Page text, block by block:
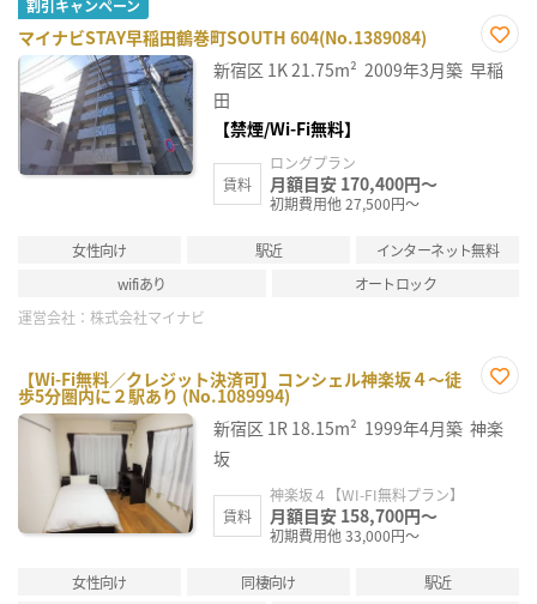
割引キャンペーン
マイナビSTAY早稲田鶴巻町SOUTH 604(No.1389084)
お気
に入
新宿区 1K21.75m² 2009年3月築 早稲
田
【禁煙/Wi-Fi無料】
賃料
ロングプラン
月額目安 170,400円～
初期費用他 27,500円～
女性向け 駅近
インターネット無料
wifiあり
オートロック
運営会社： 株式会社マイナビ
【Wi-Fi無料／クレジット決済可】コンシェル神楽坂４～徒
歩5分圏内に２駅あり (No.1089994)
に入
り登
新宿区 1R 18.15m² 1999年4月築 神楽
坂
賃料
神楽坂４【WI-FI無料プラン】
月額目安 158,700円～
初期費用他 33,000円～
女性向け 同棲向け
駅近